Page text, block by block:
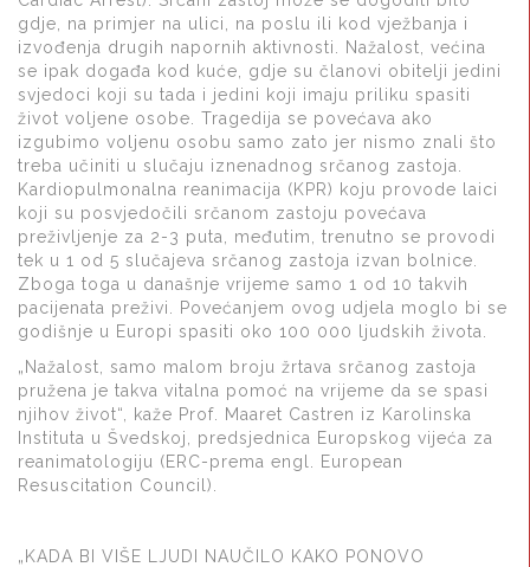
gdje, na primjer na ulici, na poslu ili kod vježbanja i
izvođenja drugih napornih aktivnosti. Nažalost, većina
se ipak događa kod kuće, gdje su članovi obitelji jedini
svjedoci koji su tada i jedini koji imaju priliku spasiti
život voljene osobe. Tragedija se povećava ako
izgubimo voljenu osobu samo zato jer nismo znali što
treba učiniti u slučaju iznenadnog srčanog zastoja.
Kardiopulmonalna reanimacija (KPR) koju provode laici
koji su posvjedočili srčanom zastoju povećava
preživljenje za 2-3 puta, međutim, trenutno se provodi
tek u 1 od 5 slučajeva srčanog zastoja izvan bolnice.
Zboga toga u današnje vrijeme samo 1 od 10 takvih
pacijenata preživi. Povećanjem ovog udjela moglo bi se
godišnje u Europi spasiti oko 100 000 ljudskih života.
„Nažalost, samo malom broju žrtava srčanog zastoja
pružena je takva vitalna pomoć na vrijeme da se spasi
njihov život“, kaže Prof. Maaret Castren iz Karolinska
Instituta u Švedskoj, predsjednica Europskog vijeća za
reanimatologiju (ERC-prema engl. European
Resuscitation Council).
„KADA BI VIŠE LJUDI NAUČILO KAKO PONOVO